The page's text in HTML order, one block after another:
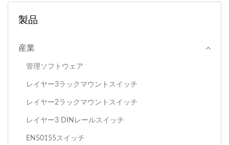
製品
産業
管理ソフトウェア
レイヤー3ラックマウントスイッチ
レイヤー2ラックマウントスイッチ
レイヤー3 DINレールスイッチ
EN50155スイッチ